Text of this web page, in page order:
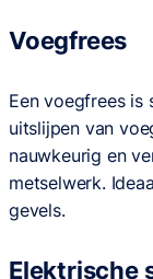
Voegfrees
Een voegfrees is
uitslijpen van
nauwkeurig en
metselwerk.
gevels.
Elektrische